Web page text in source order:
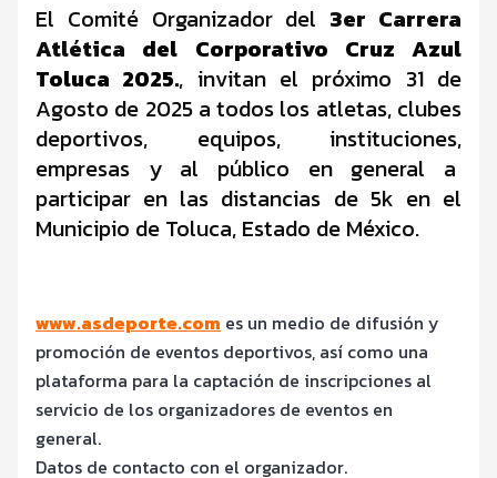
El Comité Organizador del 3er Carrera
Atlética del Corporativo Cruz Azul
Toluca 2025., invitan el próximo 31 de
Agosto de 2025 a todos los atletas, clubes
deportivos, equipos, instituciones,
empresas y al público en general a
participar en las distancias de 5k en el
Municipio de Toluca, Estado de México.
www.asdeporte.com es un medio de difusión y
promoción de eventos deportivos, así como una
plataforma para la captación de inscripciones al
servicio de los organizadores de eventos en
general.
Datos de contacto con el organizador.